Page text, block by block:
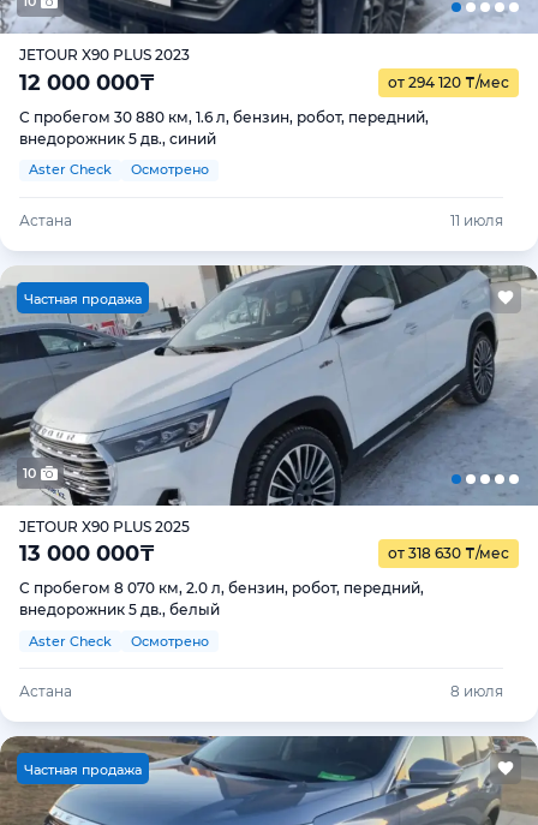
JETOUR X90 PLUS 2023
12 000 000₸ от 294 120 ₸/мес
С пробегом 30 880 км, 1.6 л, бензин, робот, передний,
внедорожник 5 дв., синий
Aster Check Осмотрено
Астана 11 июля
Частная продажа
10
JETOUR X90 PLUS 2025
13 000 000₸ от 318 630 ₸/мес
С пробегом 8 070 км, 2.0 л, бензин, робот, передний,
внедорожник 5 дв., белый
Aster Check Осмотрено
Астана 8 июля
Частная продажа